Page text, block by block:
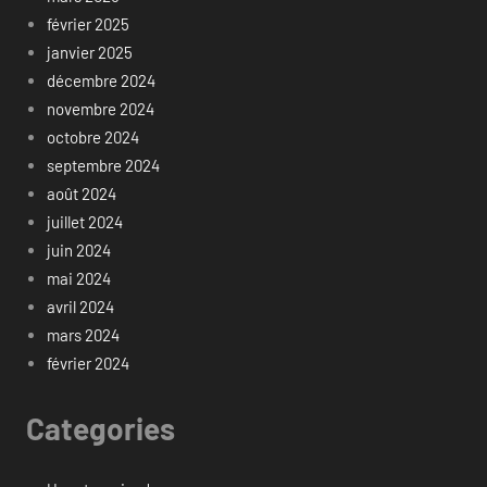
février 2025
janvier 2025
décembre 2024
novembre 2024
octobre 2024
septembre 2024
août 2024
juillet 2024
juin 2024
mai 2024
avril 2024
mars 2024
février 2024
Categories